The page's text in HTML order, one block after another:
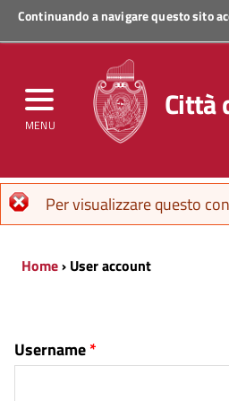
Continuando a navigare questo sito
MENU
Regione Veneto
Città
Error
Per visualizzare questo
Home› User account
Username*